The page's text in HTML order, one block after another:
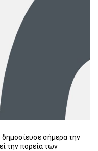
σήμερα την
την πορεία των